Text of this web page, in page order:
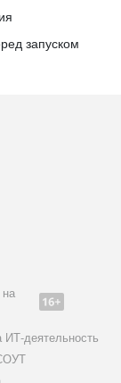
запуском
деятельность